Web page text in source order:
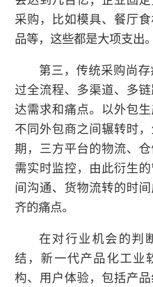
采购，比如模具、餐厅
品等，这些都是大项支出
第三，传统采购尚
过全流程、多渠道、多
达需求和痛点。以外包
不同外包商之间辗转时
期，三方平台的物流、
需实时监控，由此衍生
间沟通、货物流转的时
齐的痛点。
在对行业机会的判
结，新一代产品化工业
构、用户体验，包括产品